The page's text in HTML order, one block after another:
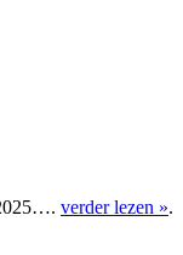
verder lezen ».